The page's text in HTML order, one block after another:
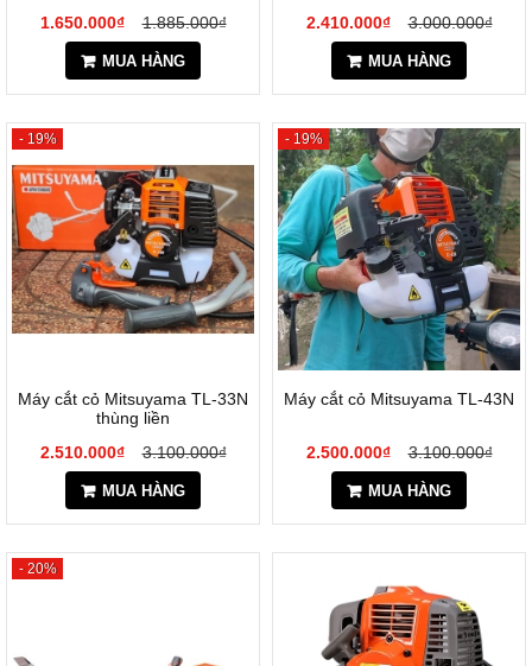
1.650.000₫
1.885.000₫
MUA HÀNG
2.410.000₫
3.000.000₫
MUA HÀNG
- 19%
Máy cắt cỏ Mitsuyama TL-33N
thùng liền
2.510.000₫
3.100.000₫
MUA HÀNG
- 19%
Máy cắt cỏ Mitsuyama TL-43N
2.500.000₫ 3.100.000₫
MUA HÀNG
- 20%